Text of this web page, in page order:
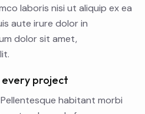
laboris nisi ut aliquip ex ea
aute irure dolor in
dolor sit amet,
project
habitant morbi